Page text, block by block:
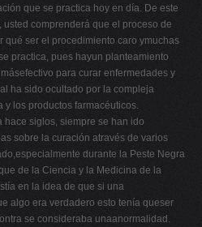
que se practica hoy en día. De este
comprenderá que el proceso de
qué ser el procedimiento caro ymuchas
practica, pues hayun planteamiento
para curar enfermedades y
ha sido ocultado por la compleja
los productos farmacéuticos.
hace siglos, siempre se han ido
sobre la curación através de varios
durante la Peste Negra
de la Ciencia y la Medicina de la
en la idea de que si una
algo era verdadero esto tenía queser
se consideraba unaanormalidad.